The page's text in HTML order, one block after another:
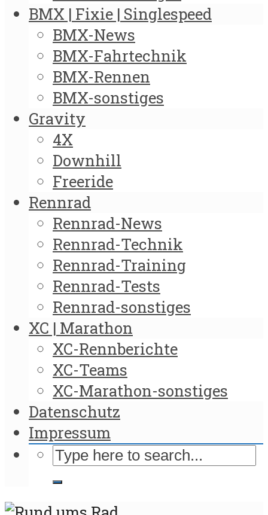
BMX | Fixie | Singlespeed
BMX-News
BMX-Fahrtechnik
BMX-Rennen
BMX-sonstiges
Gravity
4X
Downhill
Freeride
Rennrad
Rennrad-News
Rennrad-Technik
Rennrad-Training
Rennrad-Tests
Rennrad-sonstiges
XC | Marathon
XC-Rennberichte
XC-Teams
XC-Marathon-sonstiges
Datenschutz
Impressum